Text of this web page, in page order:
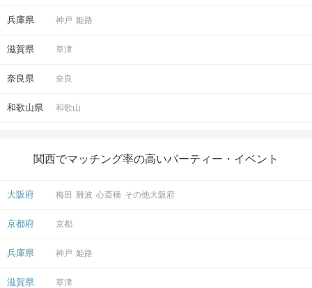
マッチングした方同士お話できるように
そのままお出かけされる方も多いです♪
開催場所
〒600-8216
兵庫県 神戸 姫路
滋賀県 草津
奈良県 奈良
和歌山県 和歌山
関西でマッチング率の高いパーティー・イベント
大阪府 梅田 難波 心斎橋 その他大阪府
京都府 京都
兵庫県 神戸 姫路
滋賀県 草津